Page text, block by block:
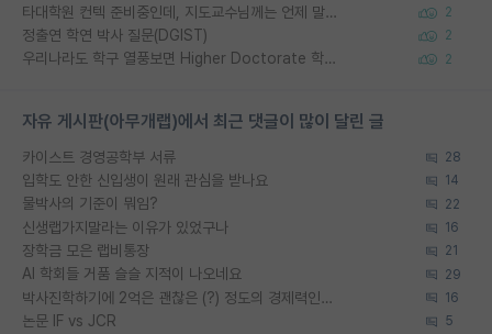
타대학원 컨텍 준비중인데, 지도교수님께는 언제 말씀드려야 할까요? 2
정출연 학연 박사 질문(DGIST) 2
우리나라도 학구 열풍보면 Higher Doctorate 학위가 필요하다고 봅니다. 2
자유 게시판(아무개랩)에서 최근 댓글이 많이 달린 글
카이스트 경영공학부 서류 28
입학도 안한 신입생이 원래 관심을 받나요 14
물박사의 기준이 뭐임? 22
신생랩가지말라는 이유가 있었구나 16
장학금 모은 랩비통장 21
AI 학회들 거품 슬슬 지적이 나오네요 29
박사진학하기에 2억은 괜찮은 (?) 정도의 경제력인가요 16
논문 IF vs JCR 5